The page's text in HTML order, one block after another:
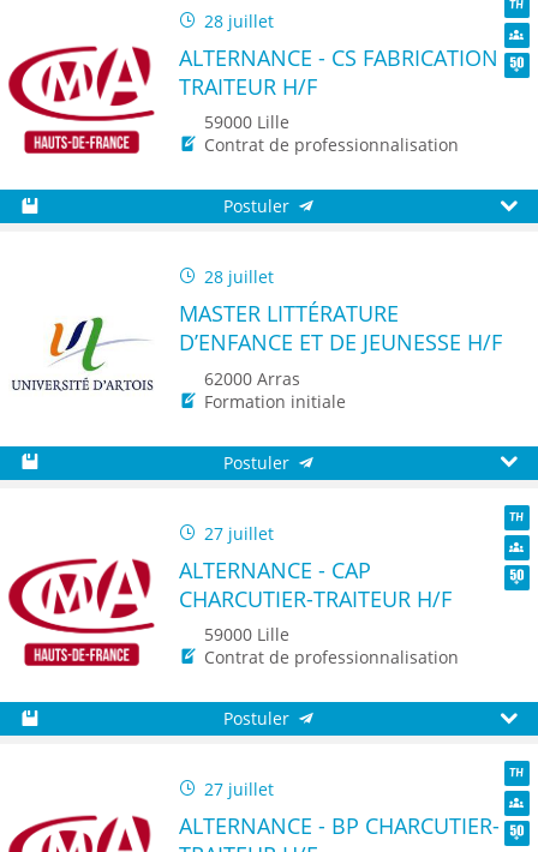
28 juillet
TH
ALTERNANCE - CS FABRICATION
TRAITEUR H/F
59000 Lille
Contrat de professionnalisation
Postuler
28 juillet
MASTER LITTÉRATURE
D’ENFANCE ET DE JEUNESSE H/F
62000 Arras
Formation initiale
Postuler
27 juillet
TH
ALTERNANCE - CAP
CHARCUTIER-TRAITEUR H/F
59000 Lille
Contrat de professionnalisation
Postuler
27 juillet
TH
ALTERNANCE - BP CHARCUTIER-